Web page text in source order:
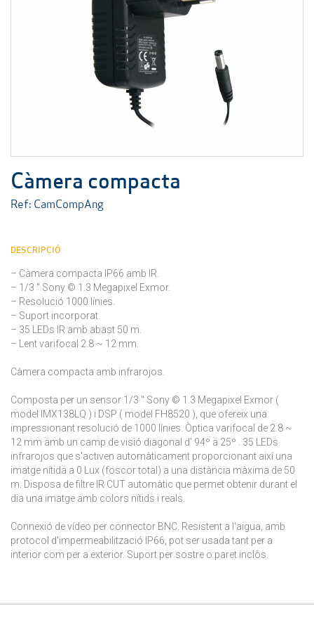
Càmera compacta
Ref: CamCompAng
DESCRIPCIÓ
– Càmera compacta IP66 amb IR.
– 1/3 " Sony © 1.3 Megapixel Exmor.
– Resolució 1000 línies.
– Suport incorporat.
– 35 LEDs IR amb abast 50 m.
– Lent varifocal 2.8 ~ 12 mm.
Càmera compacta amb infrarojos.
Composta per un sensor 1/3 " Sony © 1.3 Megapixel Exmor (
model IMX138LQ ) i DSP ( model FH8520 ), que ofereix una
impressionant resolució de 1000 línies. Òptica varifocal de 2.8 ~
12 mm amb un camp de visió diagonal d' 94º a 25º . 35 LEDs
infrarojos que s'activen automàticament proporcionant així una
imatge nítida a 0 Lux (foscor total) a una distància màxima de 50
m. Disposa de filtre IR CUT automàtic que permet obtenir durant el
dia una imatge amb colors nítids i reals.
Connexió de vídeo per connector BNC. Resistent a l'aigua, amb
protocol d'impermeabilització IP66, pot ser usada tant per a
interior com per a exterior. Suport per sostre o paret inclòs.